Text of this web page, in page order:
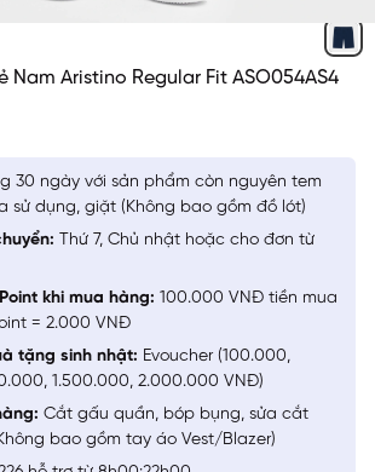
Nam Aristino Regular Fit ASO054AS4
30 ngày với sản phẩm còn nguyên tem
sử dụng, giặt (Không bao gồm đồ lót)
Thứ 7, Chủ nhật hoặc cho đơn từ
khi mua hàng: 100.000 VNĐ tiền mua
= 2.000 VNĐ
tặng sinh nhật: Evoucher (100.000,
1.500.000, 2.000.000 VNĐ)
Cắt gấu quần, bóp bụng, sửa cắt
bao gồm tay áo Vest/Blazer)